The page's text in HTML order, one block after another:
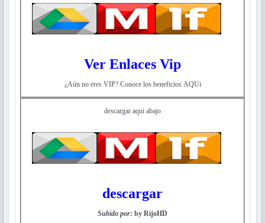
Ver Enlaces Vip
¿Aún no eres VIP? Conoce los beneficios AQUi
descargar aqui abajo
descargar
Subido por: by RijoHD